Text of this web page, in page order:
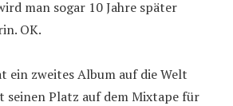
man sogar 10 Jahre später
OK.
ein zweites Album auf die Welt
seinen Platz auf dem Mixtape für